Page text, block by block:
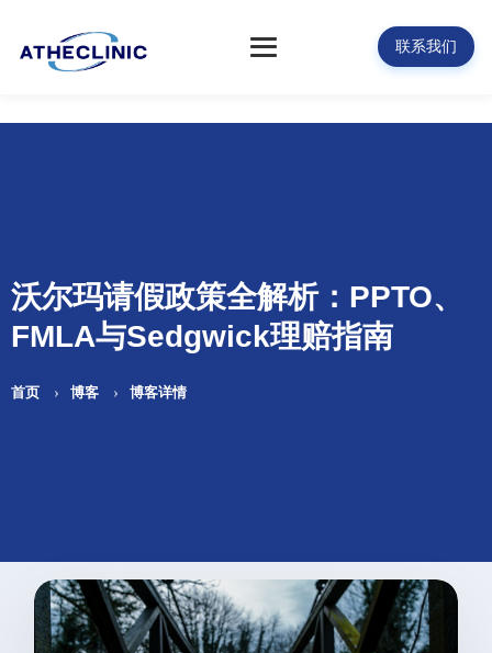
联系我们
沃尔玛请假政策全解析：PPTO、
FMLA与Sedgwick理赔指南
首页 博客 博客详情